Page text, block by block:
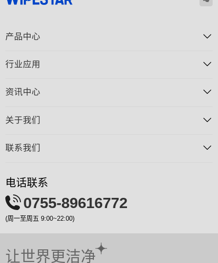
产品中心
行业应用
资讯中心
关于我们
联系我们
电话联系
0755-89616772
(周一至周五 9:00~22:00)
让世界更洁净